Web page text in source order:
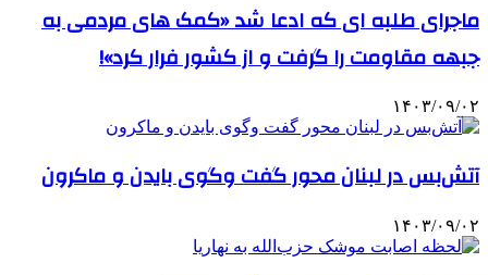
ماجرای طلبه ای که ادعا شد «کمک های مردمی به
جبهه مقاومت را گرفت و از کشور فرار کرد»!
۱۴۰۳/۰۹/۰۲
آتش‌بس در لبنان محور گفت وگوی بایدن و ماکرون
۱۴۰۳/۰۹/۰۲